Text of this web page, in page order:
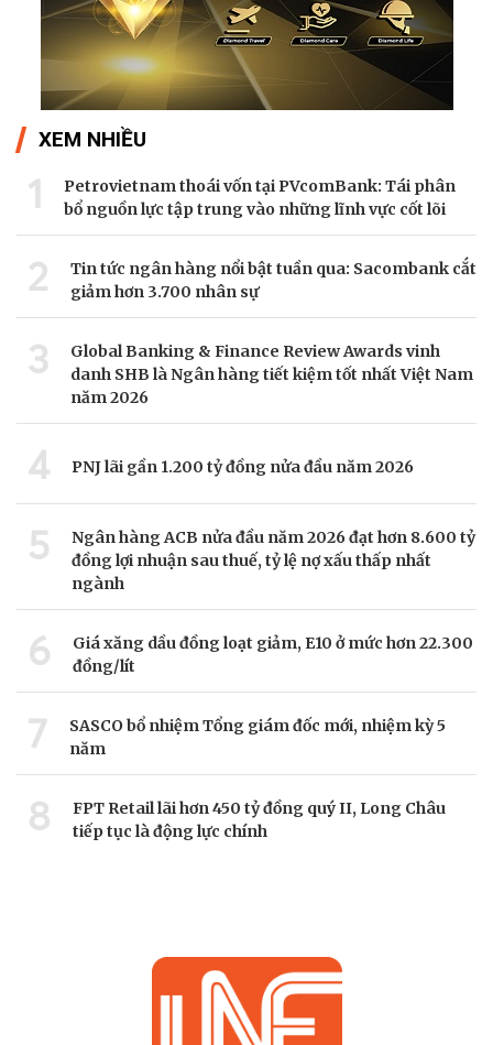
XEM NHIỀU
1
Petrovietnam thoái vốn tại PVcomBank: Tái phân
bổ nguồn lực tập trung vào những lĩnh vực cốt lõi
2
Tin tức ngân hàng nổi bật tuần qua: Sacombank cắt
giảm hơn 3.700 nhân sự
3
Global Banking & Finance Review Awards vinh
danh SHB là Ngân hàng tiết kiệm tốt nhất Việt Nam
năm 2026
4 PNJ lãi gần 1.200 tỷ đồng nửa đầu năm 2026
5
Ngân hàng ACB nửa đầu năm 2026 đạt hơn 8.600 tỷ
đồng lợi nhuận sau thuế, tỷ lệ nợ xấu thấp nhất
ngành
6
Giá xăng dầu đồng loạt giảm, E10 ở mức hơn 22.300
đồng/lít
7
SASCO bổ nhiệm Tổng giám đốc mới, nhiệm kỳ 5
năm
8
FPT Retail lãi hơn 450 tỷ đồng quý II, Long Châu
tiếp tục là động lực chính